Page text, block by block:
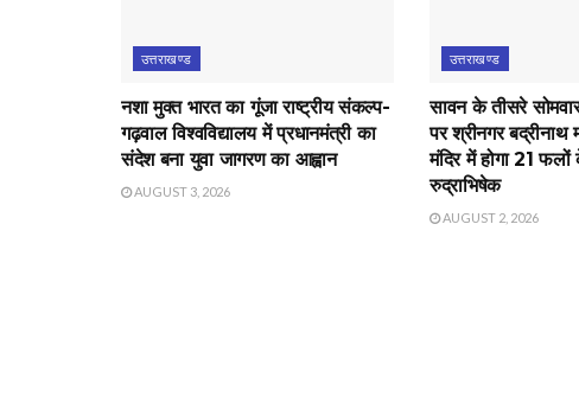
उत्तराखण्ड
नशा मुक्त भारत का गूंजा राष्ट्रीय संकल्प-
गढ़वाल विश्वविद्यालय में प्रधानमंत्री का
संदेश बना युवा जागरण का आह्वान
AUGUST 3, 2026
उत्तराखण्ड
सावन के तीसरे
पर श्रीनगर बद्रीनाथ
मंदिर में होगा 21
रुद्राभिषेक
AUGUST 2, 2026